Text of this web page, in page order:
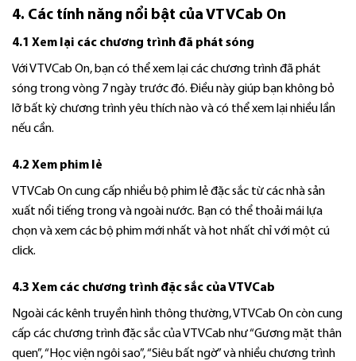
4. Các tính năng nổi bật của VTVCab On
4.1 Xem lại các chương trình đã phát sóng
Với VTVCab On, bạn có thể xem lại các chương trình đã phát
sóng trong vòng 7 ngày trước đó. Điều này giúp bạn không bỏ
lỡ bất kỳ chương trình yêu thích nào và có thể xem lại nhiều lần
nếu cần.
4.2 Xem phim lẻ
VTVCab On cung cấp nhiều bộ phim lẻ đặc sắc từ các nhà sản
xuất nổi tiếng trong và ngoài nước. Bạn có thể thoải mái lựa
chọn và xem các bộ phim mới nhất và hot nhất chỉ với một cú
click.
4.3 Xem các chương trình đặc sắc của VTVCab
Ngoài các kênh truyền hình thông thường, VTVCab On còn cung
cấp các chương trình đặc sắc của VTVCab như “Gương mặt thân
quen”, “Học viện ngôi sao”, “Siêu bất ngờ” và nhiều chương trình